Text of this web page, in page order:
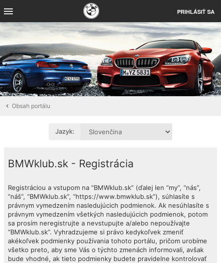
PRIHLÁSIŤ SA
Obsah portálu
Jazyk:
BMWklub.sk - Registrácia
Registráciou a vstupom na “BMWklub.sk” (ďalej len “my”, “nás”,
“náš”, “BMWklub.sk”, “https://www.bmwklub.sk”), súhlasíte s
právnym vymedzením nasledujúcich podmienok. Ak nesúhlasíte s
právnym vymedzením všetkých nasledujúcich podmienok, potom
sa prosím neregistrujte a nevstupujte a/alebo nepoužívajte
“BMWklub.sk”. Vyhradzujeme si právo kedykoľvek zmeniť
akékoľvek podmienky používania tohoto portálu, pričom urobíme
všetko preto, aby sme Vás o týchto zmenách informovali, avšak
bude vhodné, ak tieto podmienky budete pravidelne kontrolovať